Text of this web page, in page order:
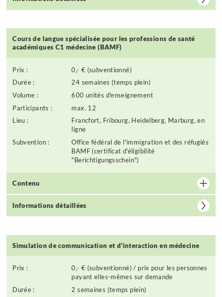
Cours de langue spécialisée pour les professions de santé
académiques C1 médecine (BAMF)
Prix :
0,- € (subventionné)
Durée :
24 semaines (temps plein)
Volume :
600 unités d'enseignement
Participants :
max. 12
Lieu :
Francfort, Fribourg, Heidelberg, Marburg, en
ligne
Subvention :
Office fédéral de l'immigration et des réfugiés
BAMF (certificat d'éligibilité
"Berichtigungsschein")
Contenu
Informations détaillées
Simulation de communication et d'interaction en médecine
Prix :
0,- € (subventionné) / prix pour les personnes
payant elles-mêmes sur demande
Durée :
2 semaines (temps plein)